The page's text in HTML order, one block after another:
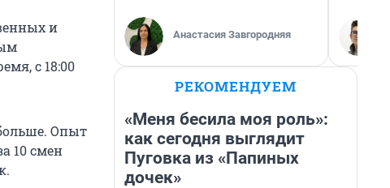
и
с 18:00
Опыт
10 смен
Анастасия Завгородняя
РЕКОМЕНДУЕМ
«Меня бесила моя роль»:
как сегодня выглядит
Пуговка из «Папиных
дочек»